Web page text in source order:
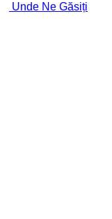
Unde Ne Găsiți